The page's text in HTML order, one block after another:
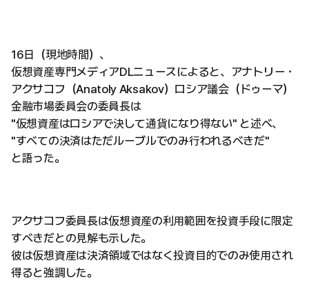
16日（現地時間）、
仮想資産専門メディアDLニュースによると、アナトリー・
アクサコフ（Anatoly Aksakov）ロシア議会（ドゥーマ）
金融市場委員会の委員長は
"仮想資産はロシアで決して通貨になり得ない" と述べ、
"すべての決済はただルーブルでのみ行われるべきだ"
と語った。
アクサコフ委員長は仮想資産の利用範囲を投資手段に限定
すべきだとの見解も示した。
彼は仮想資産は決済領域ではなく投資目的でのみ使用され
得ると強調した。